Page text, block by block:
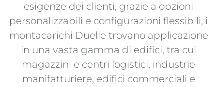
esigenze dei clienti, grazie a opzioni
personalizzabili e configurazioni flessibili, i
montacarichi Duelle trovano applicazione
in una vasta gamma di edifici, tra cui
magazzini e centri logistici, industrie
manifatturiere, edifici commerciali e